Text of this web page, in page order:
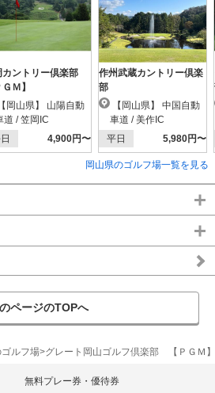
カントリー倶楽部
ＧＭ】
道 / 笠岡IC
4,900円〜
作州武蔵カントリー倶楽
部
車道 / 美作IC
平日
5,980円〜
岡山県のゴルフ場一覧を見る
ページのTOPへ
ゴルフ場 グレート岡山ゴルフ倶楽部 【ＰＧＭ】
無料プレー券・優待券